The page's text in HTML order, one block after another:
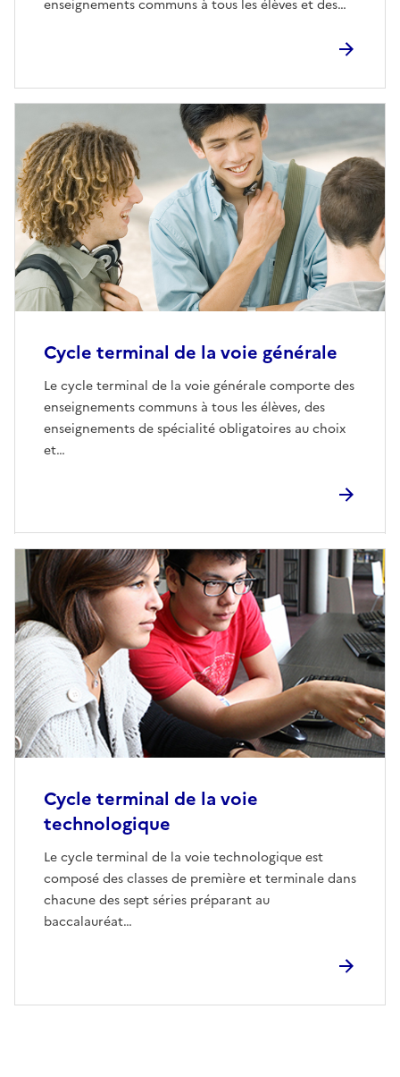
enseignements communs à tous les élèves et des…
Cycle terminal de la voie générale
Le cycle terminal de la voie générale comporte des
enseignements communs à tous les élèves, des
enseignements de spécialité obligatoires au choix
et…
Cycle terminal de la voie
technologique
Le cycle terminal de la voie technologique est
composé des classes de première et terminale dans
chacune des sept séries préparant au
baccalauréat…